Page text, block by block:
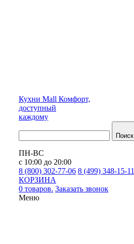
Кухни Mall Комфорт,
доступный
каждому
Поиск
ПН-ВС
с 10:00 до 20:00
8 (800) 302-77-06 8 (499) 348-15-11
КОРЗИНА
0 товаров. Заказать звонок
Меню